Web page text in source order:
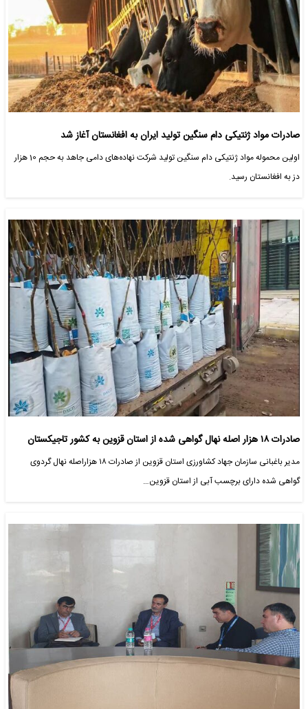
صادرات مواد ژنتیکی دام سنگین تولید ایران به افغانستان آغاز شد
اولین محموله مواد ژنتیکی دام سنگین تولید شرکت نهاده‌های دامی جاهد به حجم 10 هزار
دز به افغانستان رسید.
صادرات ۱۸ هزار اصله نهال گواهی شده از استان قزوین به کشور تاجیکستان
مدیر باغبانی سازمان جهاد کشاورزی استان قزوین از صادرات ۱۸ هزاراصله نهال گردوی
گواهی شده دارای برچسب آبی از استان قزوین…